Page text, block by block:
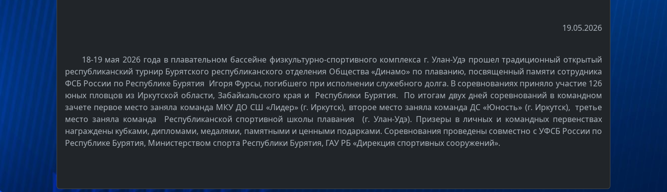
19.05.2026
18-19 мая 2026 года в плавательном бассейне физкультурно-спортивного комплекса г. Улан-Удэ прошел традиционный открытый
республиканский турнир Бурятского республиканского отделения Общества «Динамо» по плаванию, посвященный памяти сотрудника
ФСБ России по Республике Бурятия Игоря Фурсы, погибшего при исполнении служебного долга. В соревнованиях приняло участие 126
юных пловцов из Иркутской области, Забайкальского края и Республики Бурятия. По итогам двух дней соревнований в командном
зачете первое место заняла команда МКУ ДО СШ «Лидер» (г. Иркутск), второе место заняла команда ДС «Юность» (г. Иркутск), третье
место заняла команда Республиканской спортивной школы плавания (г. Улан-Удэ). Призеры в личных и командных первенствах
награждены кубками, дипломами, медалями, памятными и ценными подарками. Соревнования проведены совместно с УФСБ России по
Республике Бурятия, Министерством спорта Республики Бурятия, ГАУ РБ «Дирекция спортивных сооружений».